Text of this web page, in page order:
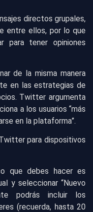
directos grupales,
entre ellos, por lo que
para tener opiniones
de la misma manera
en las estrategias de
Twitter argumenta
a los usuarios “más
en la plataforma”.
para dispositivos
que debes hacer es
y seleccionar “Nuevo
podrás incluir los
(recuerda, hasta 20